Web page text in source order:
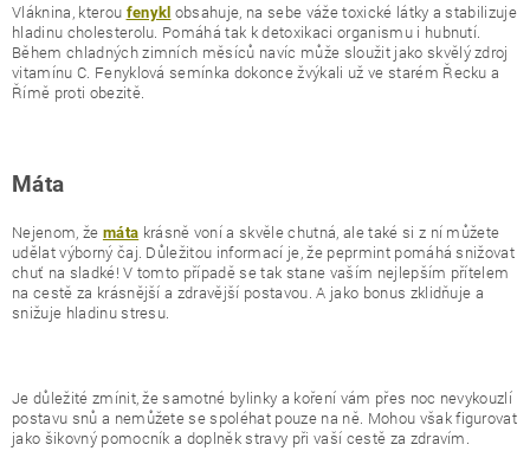
Vláknina, kterou fenykl obsahuje, na sebe váže toxické látky a stabilizuje
hladinu cholesterolu. Pomáhá tak k detoxikaci organismu i hubnutí.
Během chladných zimních měsíců navíc může sloužit jako skvělý zdroj
vitamínu C. Fenyklová semínka dokonce žvýkali už ve starém Řecku a
Římě proti obezitě.
Máta
Nejenom, že máta krásně voní a skvěle chutná, ale také si z ní můžete
udělat výborný čaj. Důležitou informací je, že peprmint pomáhá snižovat
chuť na sladké! V tomto případě se tak stane vaším nejlepším přítelem
na cestě za krásnější a zdravější postavou. A jako bonus zklidňuje a
snižuje hladinu stresu.
Je důležité zmínit, že samotné bylinky a koření vám přes noc nevykouzlí
postavu snů a nemůžete se spoléhat pouze na ně. Mohou však figurovat
jako šikovný pomocník a doplněk stravy při vaší cestě za zdravím.